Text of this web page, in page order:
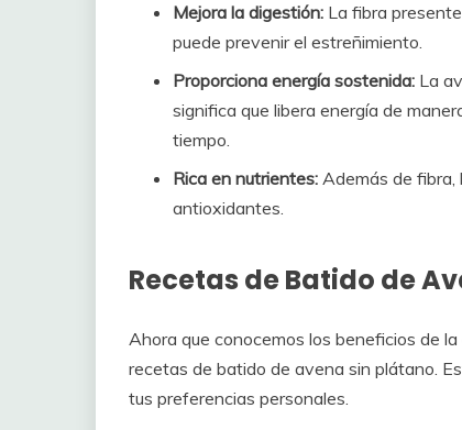
Mejora la digestión: La fibra
puede prevenir el estreñimiento.
Proporciona energía sostenida: La
significa que libera energía de
tiempo.
Rica en nutrientes: Además de fibra,
antioxidantes.
Recetas de Batido de
Ahora que conocemos los beneficios de
recetas de batido de avena sin plátano.
tus preferencias personales.